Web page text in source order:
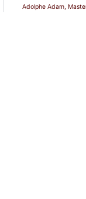
Adolphe Adam,